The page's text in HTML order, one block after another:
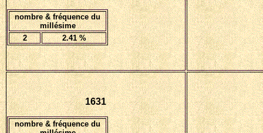
nombre & fréquence du
millésime
2
2.41%
1631
nombre & fréquence du